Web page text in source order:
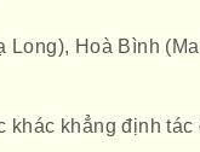
Long), Hoà Bình
khác khẳng định